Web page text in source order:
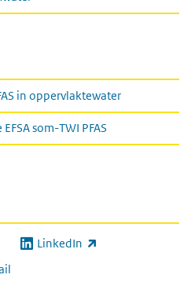
in oppervlaktewater
som-TWI PFAS
link) LinkedIn
(externe link)